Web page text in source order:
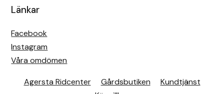
Länkar
Facebook
Instagram
Våra omdömen
Agersta Ridcenter Gårdsbutiken
Kundtjänst